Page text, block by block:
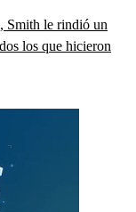
Smith le rindió un
los que hicieron